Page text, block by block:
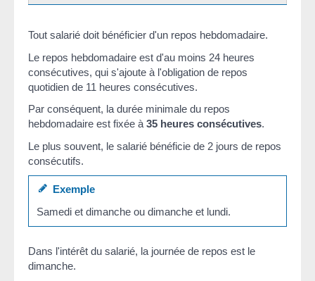
Tout salarié doit bénéficier d'un repos hebdomadaire.
Le repos hebdomadaire est d'au moins 24 heures
consécutives, qui s'ajoute à l'obligation de repos
quotidien de 11 heures consécutives.
Par conséquent, la durée minimale du repos
hebdomadaire est fixée à 35 heures consécutives.
Le plus souvent, le salarié bénéficie de 2 jours de repos
consécutifs.
Exemple
Samedi et dimanche ou dimanche et lundi.
Dans l'intérêt du salarié, la journée de repos est le
dimanche.